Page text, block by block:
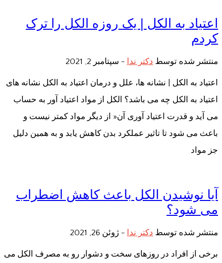
اعتیاد به الکل | یک روزه الکل را ترک
کردم
منتشر شده توسط دکتر ندا - سپتامبر 2, 2021
اعتیاد به الکل | نشانه ها، علل و درمان اعتیاد به الکل نشانه های
اعتیاد به الکل چه می باشد؟ الکل از مواد اعتیاد آور به حساب
می آید و قدرت اعتیاد آوری آن« از دیگر مواد کمتر نیست و
باعث می شود تا تاثیر عملکرد بدن کاهش یابد و به همین دلیل
جز مواد
آیا نوشیدن الکل باعث کاهش اضطراب
می شود؟
منتشر شده توسط دکتر ندا - ژوئن 26, 2021
برخی از افراد در روزهای سخت و دشوار رو به مصرف الکل می